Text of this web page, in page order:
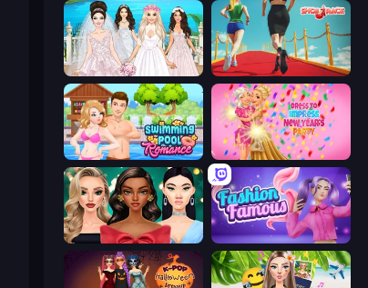
Model Wedding Shoe Race
Swimming Pool Romance Dress To Impress: New Year's Party
New Year's Eve Makeup Fashion Famous